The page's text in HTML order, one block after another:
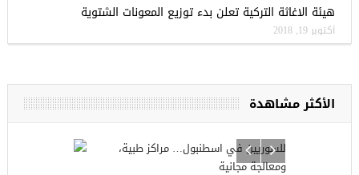
هيئة الاغاثة التركية تعلن بدء توزيع المعونات الشتوية
أكتوبر 19, 2018
الأكثر مشاهدة